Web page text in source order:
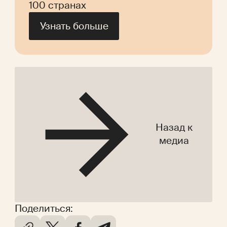
Поделиться:
100 странах
Узнать больше
Назад к
медиа